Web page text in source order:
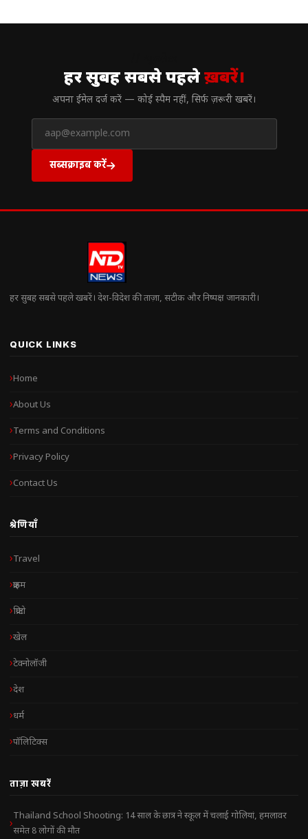
हर सुबह सबसे पहलेख़बरें।
अपना ईमेल दर्ज करें — कोई स्पैम नहीं, सिर्फ ज़रूरी खबरें।
सब्सक्राइब करें
हर सुबह सबसे पहले खबरें। देश-विदेश की ताज़ा, सटीक और निष्पक्ष जानकारी।
QUICK LINKS
Home
About Us
Terms and Conditions
Privacy Policy
Contact Us
श्रेणियाँ
Travel
क्राइम
क्रिप्टो
खेल
टेक्नोलॉजी
देश
धर्म
पॉलिटिक्स
ताज़ा खबरें
Thailand School Shooting: 14 साल के छात्र ने स्कूल में चलाई गोलियां, हमलावर
समेत 8 लोगों की मौत